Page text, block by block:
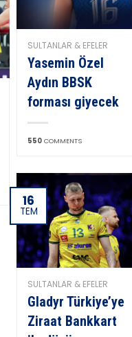
SULTANLAR & EFELER
Yasemin Özel
Aydın BBSK
forması giyecek
550 COMMENTS
16
TEM
SULTANLAR & EFELER
Gladyr Türkiye’ye
Ziraat Bankkart